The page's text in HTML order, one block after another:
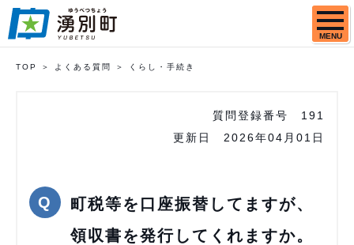
MENU
TOP よくある質問 くらし・手続き
質問登録番号
191
更新日
2026年04月01日
町税等を口座振替してますが、
領収書を発行してくれますか。